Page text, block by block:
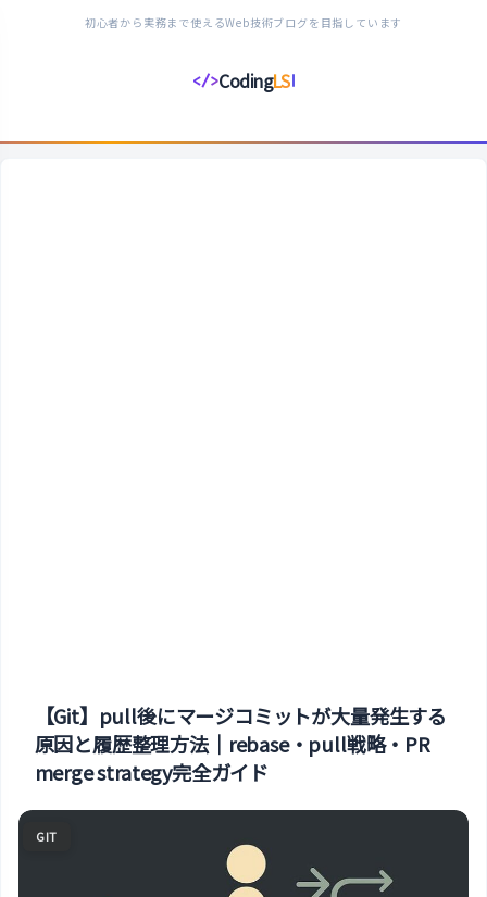
初心者から実務まで使えるWeb技術ブログを目指しています
</>CodingLS
コ
デ
【Git】pull後にマージコミットが大量発生する
原因と履歴整理方法｜rebase・pull戦略・PR
merge strategy完全ガイド
GIT